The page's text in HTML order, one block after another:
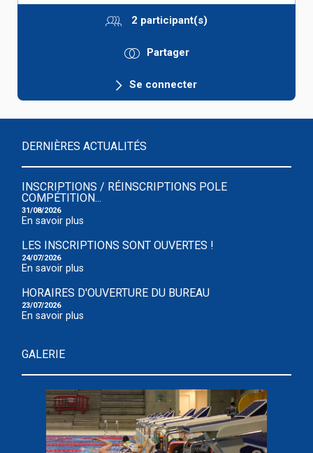
2 participant(s)
Partager
Se connecter
DERNIÈRES ACTUALITÉS
INSCRIPTIONS / RÉINSCRIPTIONS POLE
COMPÉTITION...
31/08/2026
En savoir plus
LES INSCRIPTIONS SONT OUVERTES !
24/07/2026
En savoir plus
HORAIRES D'OUVERTURE DU BUREAU
23/07/2026
En savoir plus
GALERIE